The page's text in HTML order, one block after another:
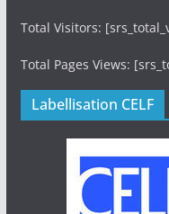
Total Visitors:
Total Pages Views:
Labellisation CELF